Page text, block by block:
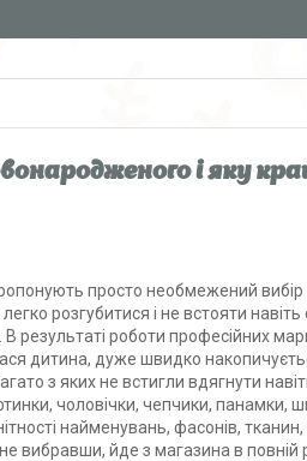
і яку
просто необмежений
розгубитися і не встояти
роботи професійних
дитина, дуже швидко
з яких не встигли вдягнути
чоловічки, чепчики, панамки,
найменувань, фасонів,
вибравши, йде з магазина в повній